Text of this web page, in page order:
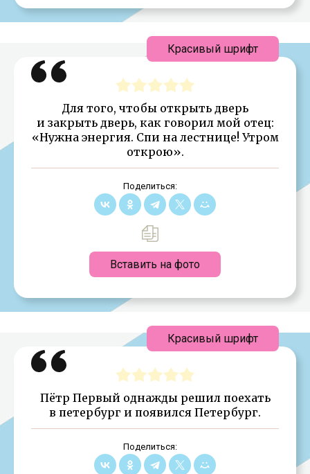
Для того, чтобы открыть дверь
и закрыть дверь, как говорил мой отец:
«Нужна энергия. Спи на лестнице! Утром
открою».
Поделиться:
Вставить на фото
Красивый шрифт
Пётр Первый однажды решил поехать
в петербург и появился Петербург.
Поделиться:
Красивый шрифт